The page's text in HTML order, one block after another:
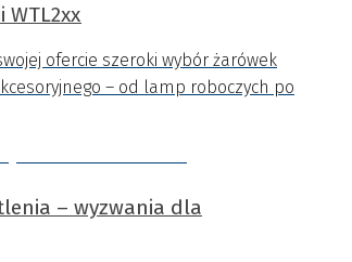
WTL2xx
ofercie szeroki wybór żarówek
– od lamp roboczych po
– wyzwania dla